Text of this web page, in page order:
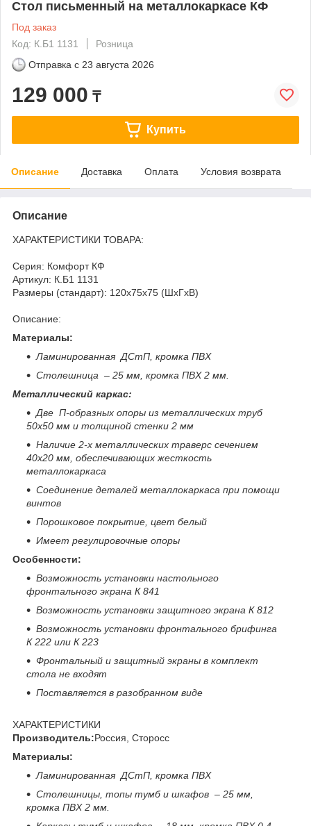
Стол письменный на металлокаркасе КФ
Под заказ
Код: К.Б1 1131
Розница
Отправка с 23 августа 2026
129 000 ₸
Купить
Описание Доставка Оплата Условия возврата
Описание
ХАРАКТЕРИСТИКИ ТОВАРА:
Серия: Комфорт КФ
Артикул: К.Б1 1131
Размеры (стандарт): 120x75x75 (ШхГхВ)
Описание:
Материалы:
Ламинированная ДСтП, кромка ПВХ
Столешница – 25 мм, кромка ПВХ 2 мм.
Металлический каркас:
Две П-образных опоры из металлических труб
50х50 мм и толщиной стенки 2 мм
Наличие 2-х металлических траверс сечением
40х20 мм, обеспечивающих жесткость
металлокаркаса
Соединение деталей металлокаркаса при помощи
винтов
Порошковое покрытие, цвет белый
Имеет регулировочные опоры
Особенности:
Возможность установки настольного
фронтального экрана К 841
Возможность установки защитного экрана К 812
Возможность установки фронтального брифинга
К 222 или К 223
Фронтальный и защитный экраны в комплект
стола не входят
Поставляется в разобранном виде
ХАРАКТЕРИСТИКИ
Производитель:Россия, Сторосс
Материалы:
Ламинированная ДСтП, кромка ПВХ
Столешницы, топы тумб и шкафов – 25 мм,
кромка ПВХ 2 мм.